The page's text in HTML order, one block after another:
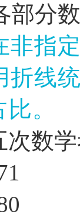
部分
非指
折线
。
次数